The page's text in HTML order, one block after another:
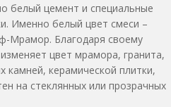
белый цемент и специальные
Именно белый цвет смеси –
Мрамор. Благодаря своему
цвет мрамора, гранита,
камней, керамической плитки,
на стеклянных или прозрачных